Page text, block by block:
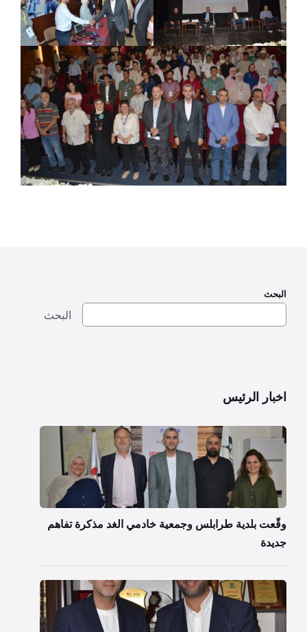
البحث
البحث
اخبار الرئيس
وقّعت بلدية طرابلس وجمعية خادمي الغد مذكرة تفاهم
جديدة